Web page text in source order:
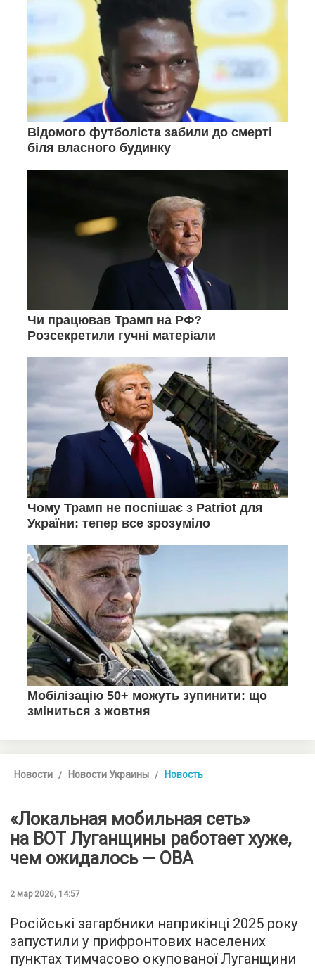
Новости Новости Украины Новость
«Локальная мобильная сеть»
на ВОТ Луганщины работает хуже,
чем ожидалось — ОВА
2 мар 2026, 14:57
Російські загарбники наприкінці 2025 року
запустили у прифронтових населених
пунктах тимчасово окупованої Луганщини